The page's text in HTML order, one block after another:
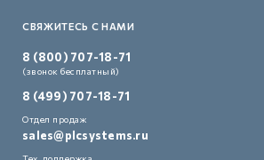
СВЯЖИТЕСЬ С НАМИ
8 (800) 707-18-71
(звонок бесплатный)
8 (499) 707-18-71
Отдел продаж
sales@plcsystems.ru